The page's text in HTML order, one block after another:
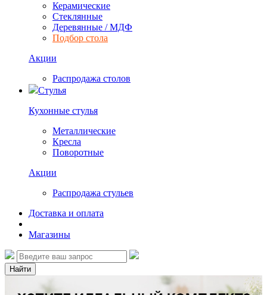
Керамические
Стеклянные
Деревянные / МДФ
Подбор стола
Акции
Распродажа столов
Стулья
Кухонные стулья
Металлические
Кресла
Поворотные
Акции
Распродажа стульев
Доставка и оплата
Магазины
Найти